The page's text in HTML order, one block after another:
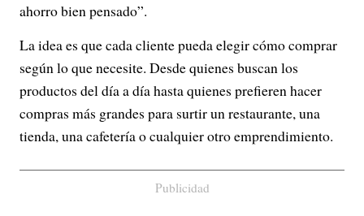
ahorro bien pensado”.
La idea es que cada cliente pueda elegir cómo comprar
según lo que necesite. Desde quienes buscan los
productos del día a día hasta quienes prefieren hacer
compras más grandes para surtir un restaurante, una
tienda, una cafetería o cualquier otro emprendimiento.
Publicidad